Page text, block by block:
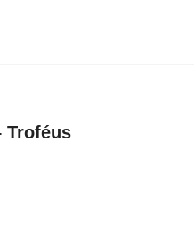
Troféus